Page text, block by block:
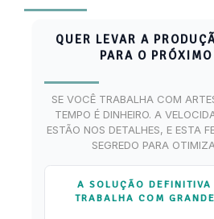
QUER LEVAR A
PARA O
SE VOCÊ TRABALHA COM
TEMPO É DINHEIRO. A
ESTÃO NOS DETALHES, E ESTA
SEGREDO PARA
A SOLUÇÃO DEFINITIVA
TRABALHA COM